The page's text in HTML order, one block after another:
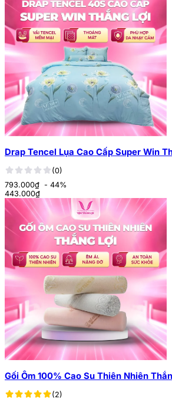
Drap Tencel Lụa Cao Cấp Super Win
(0)
793.000₫ - 44%
443.000₫
Gối Ôm 100% Cao Su Thiên Nhiên
(2)